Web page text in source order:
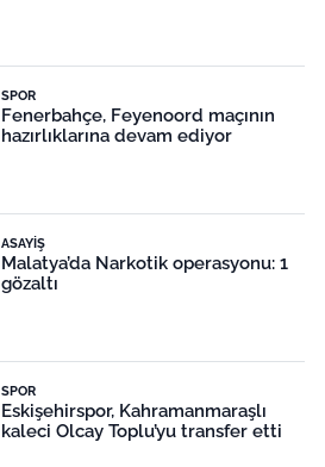
SPOR
Fenerbahçe, Feyenoord maçının
hazırlıklarına devam ediyor
ASAYIŞ
Malatya’da Narkotik operasyonu: 1
gözaltı
SPOR
Eskişehirspor, Kahramanmaraşlı
kaleci Olcay Toplu’yu transfer etti